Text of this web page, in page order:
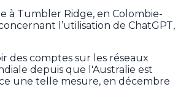
à Tumbler Ridge, en Colombie-
l’utilisation de ChatGPT,
des comptes sur les réseaux
depuis que l'Australie est
une telle mesure, en décembre